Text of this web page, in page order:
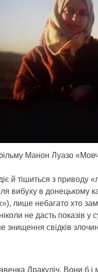
Манон Луазо
й тішиться з приводу
вибуху в донецькому
лише небагато хто
не дасть показів у
знищення свідків
Дракуліч. Вони б і